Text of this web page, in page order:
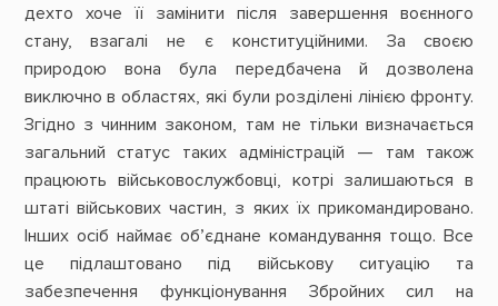
дехто хоче її замінити після завершення воєнного
стану, взагалі не є конституційними. За своєю
природою вона була передбачена й дозволена
виключно в областях, які були розділені лінією фронту.
Згідно з чинним законом, там не тільки визначається
загальний статус таких адміністрацій — там також
працюють військовослужбовці, котрі залишаються в
штаті військових частин, з яких їх прикомандировано.
Інших осіб наймає об’єднане командування тощо. Все
це підлаштовано під військову ситуацію та
забезпечення функціонування Збройних сил на